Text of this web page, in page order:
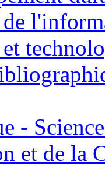
de
-
et de la